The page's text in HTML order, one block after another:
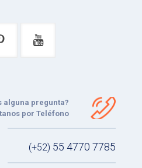
alguna pregunta?
por Teléfono
(+52) 55 4770 7785